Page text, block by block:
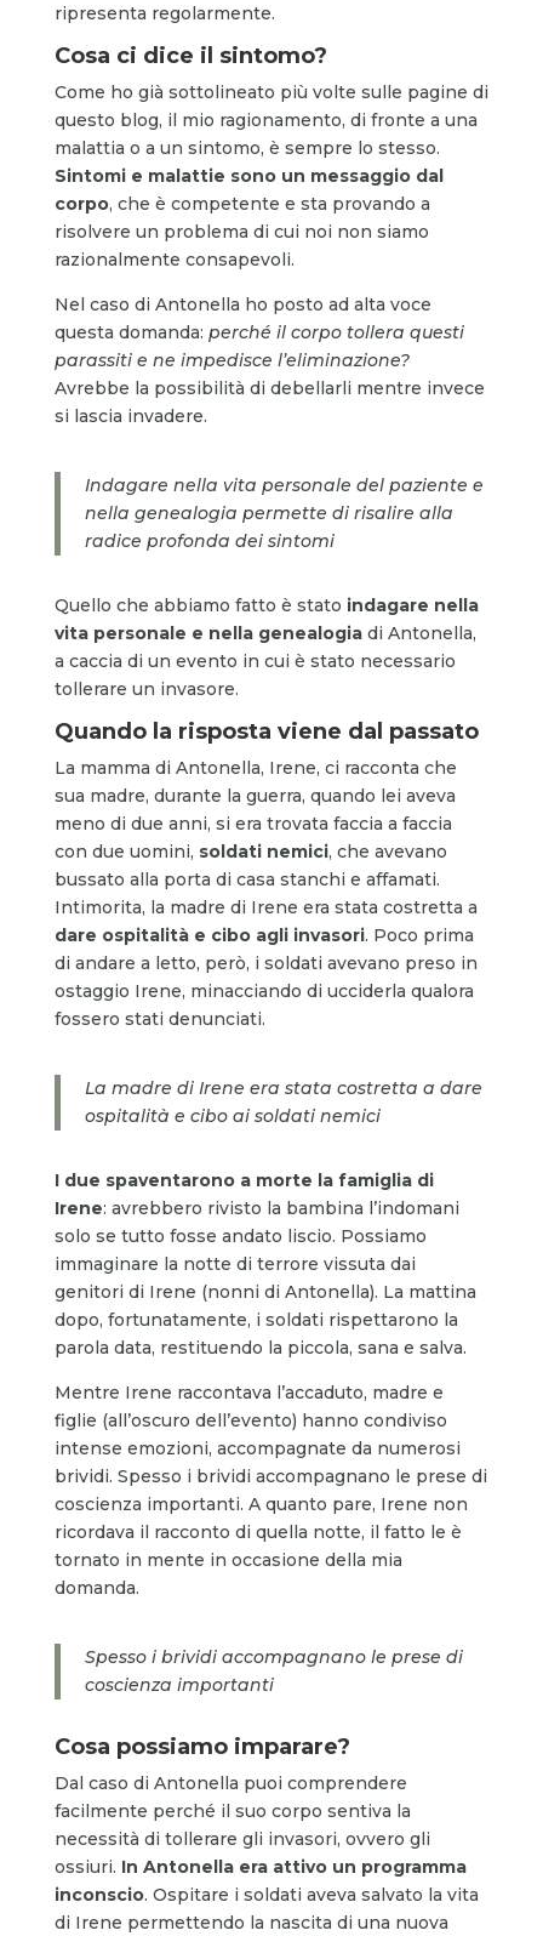
ripresenta regolarmente.
Cosa ci dice il sintomo?
Come ho già sottolineato più volte sulle pagine di
questo blog, il mio ragionamento, di fronte a una
malattia o a un sintomo, è sempre lo stesso.
Sintomi e malattie sono un messaggio dal
corpo, che è competente e sta provando a
risolvere un problema di cui noi non siamo
razionalmente consapevoli.
Nel caso di Antonella ho posto ad alta voce
questa domanda: perché il corpo tollera questi
parassiti e ne impedisce l’eliminazione?
Avrebbe la possibilità di debellarli mentre invece
si lascia invadere.
Indagare nella vita personale del paziente e
nella genealogia permette di risalire alla
radice profonda dei sintomi
Quello che abbiamo fatto è stato indagare nella
vita personale e nella genealogiadi Antonella,
a caccia di un evento in cui è stato necessario
tollerare un invasore.
Quando la risposta viene dal passato
La mamma di Antonella, Irene, ci racconta che
sua madre, durante la guerra, quando lei aveva
meno di due anni, si era trovata faccia a faccia
con due uomini, soldati nemici, che avevano
bussato alla porta di casa stanchi e affamati.
Intimorita, la madre di Irene era stata costretta a
dare ospitalità e cibo agli invasori. Poco prima
di andare a letto, però, i soldati avevano preso in
ostaggio Irene, minacciando di ucciderla qualora
fossero stati denunciati.
La madre di Irene era stata costretta a dare
ospitalità e cibo ai soldati nemici
I due spaventarono a morte la famiglia di
Irene: avrebbero rivisto la bambina l’indomani
solo se tutto fosse andato liscio. Possiamo
immaginare la notte di terrore vissuta dai
genitori di Irene (nonni di Antonella). La mattina
dopo, fortunatamente, i soldati rispettarono la
parola data, restituendo la piccola, sana e salva.
Mentre Irene raccontava l’accaduto, madre e
figlie (all’oscuro dell’evento) hanno condiviso
intense emozioni, accompagnate da numerosi
brividi. Spesso i brividi accompagnano le prese di
coscienza importanti. A quanto pare, Irene non
ricordava il racconto di quella notte, il fatto le è
tornato in mente in occasione della mia
domanda.
Spesso i brividi accompagnano le prese di
coscienza importanti
Cosa possiamo imparare?
Dal caso di Antonella puoi comprendere
facilmente perché il suo corpo sentiva la
necessità di tollerare gli invasori, ovvero gli
ossiuri. In Antonella era attivo un programma
inconscio. Ospitare i soldati aveva salvato la vita
di Irene permettendo la nascita di una nuova